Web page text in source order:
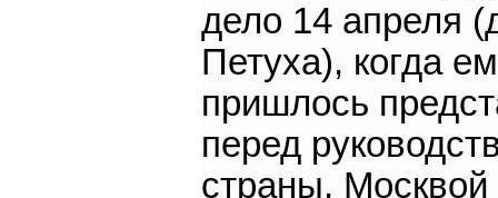
дело 14 апреля
Петуха), когда
пришлось
перед
страны, Москвой